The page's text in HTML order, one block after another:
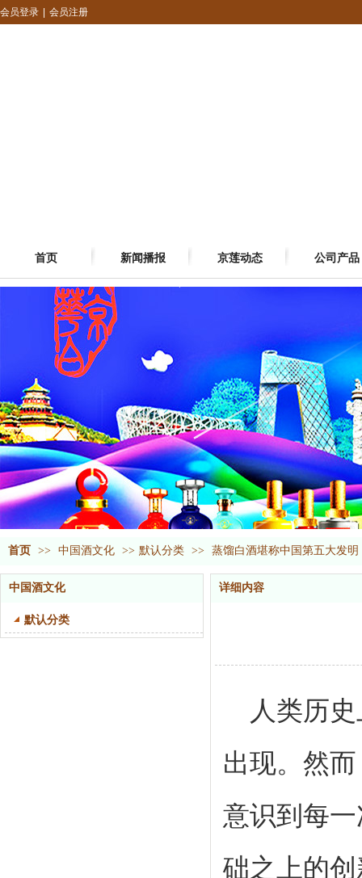
会员登录 会员注册
首页 新闻播报 京莲动态 公司产品
首页 >> 中国酒文化 >> 默认分类 >> 蒸馏白酒堪称中国第五大发明
中国酒文化
默认分类
详细内容
人类历史
出现。然
意识到每
础之上的